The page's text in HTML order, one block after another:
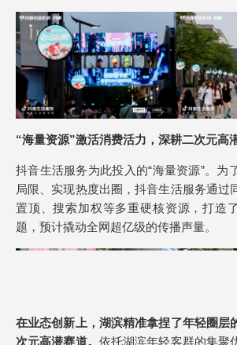
“海量资源”激活消费活力，深耕二次元高
抖音生活服务为此投入的“海量资源”。为
局限、实现热度出圈，抖音生活服务通过
置顶、搜索加权等多重硬核资源，打造
题，预计撬动全网超亿级的传播声量。
在业态创新上，湖滨精准拿捏了年轻圈层
次元高潜赛道。 依托湖滨年轻客群的集聚